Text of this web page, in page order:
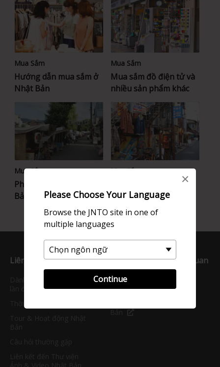
Please Choose Your Language
Browse the JNTO site in one of
multiple languages
Continue
×
Mua Sắm
Hướng dẫn mua sắm ở
Nhật Bản
Mua Sắm
Mua sắm đồ điện tử và
nhiều sản phẩm khác
Mua Sắm
Phiên chợ sáng ở Nhật
Bản
Mua Sắm
Hướng dẫn mua sắm ở
Shimo-kitazawa
Liên kết Hữu ích
lần đầu đến Nhật
Trang web JNTO liên quan
JNTO Corporate Website